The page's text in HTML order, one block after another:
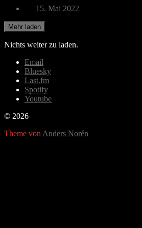
Veröffentlichungsdatum
15. Mai 2022
Mehr laden
Nichts weiter zu laden.
Email
Bluesky
Last.fm
Spotify
Youtube
© 2026
Theme von Anders Norén